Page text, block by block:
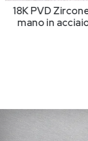
18K PVD
mano in